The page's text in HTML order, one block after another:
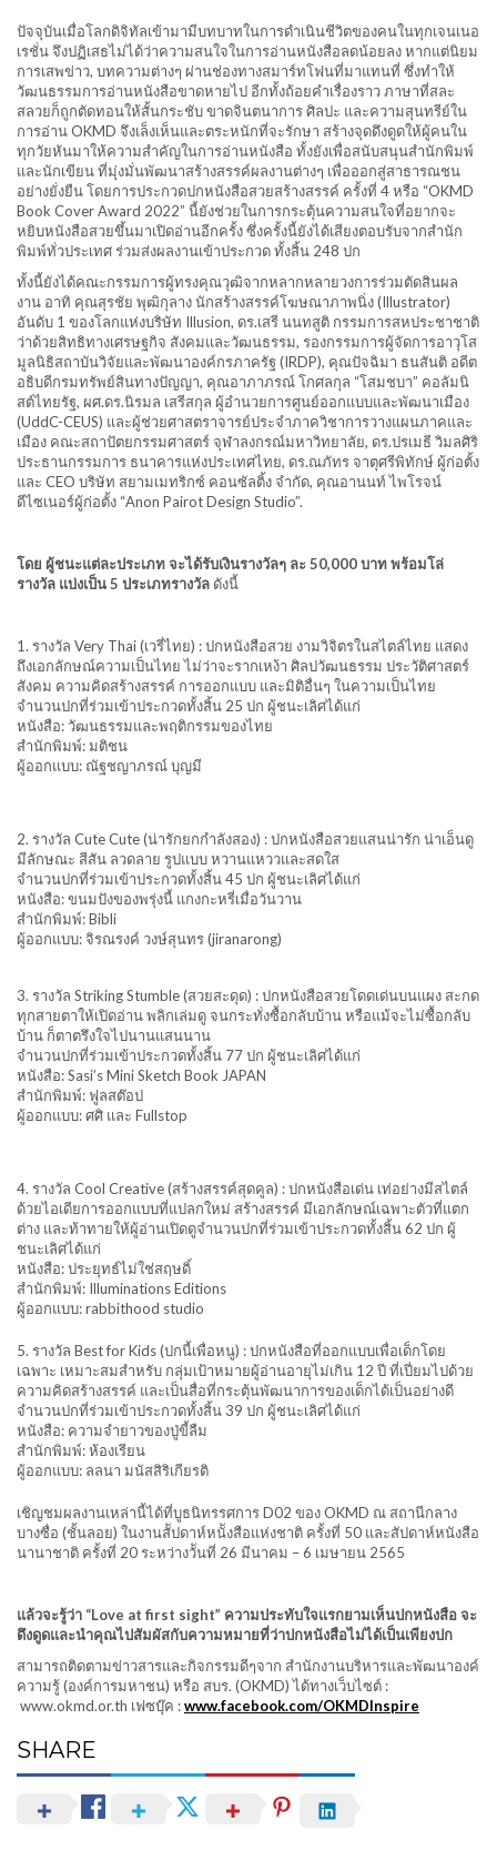
ปัจจุบันเมื่อโลกดิจิทัลเข้ามามีบทบาทในการดำเนินชีวิตของคนในทุกเจนเนอ
เรชั่น จึงปฏิเสธไม่ได้ว่าความสนใจในการอ่านหนังสือลดน้อยลง หากแต่นิยม
การเสพข่าว, บทความต่างๆ ผ่านช่องทางสมาร์ทโฟนที่มาแทนที่ ซึ่งทำให้
วัฒนธรรมการอ่านหนังสือขาดหายไป อีกทั้งถ้อยคำเรื่องราว ภาษาที่สละ
สลวยก็ถูกตัดทอนให้สั้นกระชับ ขาดจินตนาการ ศิลปะ และความสุนทรีย์ใน
การอ่าน OKMD จึงเล็งเห็นและตระหนักที่จะรักษา สร้างจุดดึงดูดให้ผู้คนใน
ทุกวัยหันมาให้ความสำคัญในการอ่านหนังสือ ทั้งยังเพื่อสนับสนุนสำนักพิมพ์
และนักเขียน ที่มุ่งมั่นพัฒนาสร้างสรรค์ผลงานต่างๆ เพื่อออกสู่สาธารณชน
อย่างยั่งยืน โดยการประกวดปกหนังสือสวยสร้างสรรค์ ครั้งที่ 4 หรือ “OKMD
Book Cover Award 2022” นี้ยังช่วยในการกระตุ้นความสนใจที่อยากจะ
หยิบหนังสือสวยขึ้นมาเปิดอ่านอีกครั้ง ซึ่งครั้งนี้ยังได้เสียงตอบรับจากสำนัก
พิมพ์ทั่วประเทศ ร่วมส่งผลงานเข้าประกวด ทั้งสิ้น 248 ปก
ทั้งนี้ยังได้คณะกรรมการผู้ทรงคุณวุฒิจากหลากหลายวงการร่วมตัดสินผล
งาน อาทิ คุณสุรชัย พุฒิกุลาง นักสร้างสรรค์โฆษณาภาพนิ่ง (Illustrator)
อันดับ 1 ของโลกแห่งบริษัท Illusion, ดร.เสรี นนทสูติ กรรมการสหประชาชาติ
ว่าด้วยสิทธิทางเศรษฐกิจ สังคมและวัฒนธรรม, รองกรรมการผู้จัดการอาวุโส
มูลนิธิสถาบันวิจัยและพัฒนาองค์กรภาครัฐ (IRDP), คุณปัจฉิมา ธนสันติ อดีต
อธิบดีกรมทรัพย์สินทางปัญญา, คุณอาภาภรณ์ โกศลกุล “โสมชบา” คอลัมนิ
สต์ไทยรัฐ, ผศ.ดร.นิรมล เสรีสกุล ผู้อำนวยการศูนย์ออกแบบและพัฒนาเมือง
(UddC-CEUS) และผู้ช่วยศาสตราจารย์ประจำภาควิชาการวางแผนภาคและ
เมือง คณะสถาปัตยกรรมศาสตร์ จุฬาลงกรณ์มหาวิทยาลัย, ดร.ปรเมธี วิมลศิริ
ประธานกรรมการ ธนาคารแห่งประเทศไทย, ดร.ณภัทร จาตุศรีพิทักษ์ ผู้ก่อตั้ง
และ CEO บริษัท สยามเมทริกซ์ คอนซัลติ้ง จำกัด, คุณอานนท์ ไพโรจน์
ดีไซเนอร์ผู้ก่อตั้ง “Anon Pairot Design Studio”.
โดย ผู้ชนะแต่ละประเภท จะได้รับเงินรางวัลๆ ละ 50,000 บาท พร้อมโล่
รางวัล แบ่งเป็น 5 ประเภทรางวัล ดังนี้
1. รางวัล Very Thai (เวรี่ไทย) : ปกหนังสือสวย งามวิจิตรในสไตล์ไทย แสดง
ถึงเอกลักษณ์ความเป็นไทย ไม่ว่าจะรากเหง้า ศิลปวัฒนธรรม ประวัติศาสตร์
สังคม ความคิดสร้างสรรค์ การออกแบบ และมิติอื่นๆ ในความเป็นไทย
จำนวนปกที่ร่วมเข้าประกวดทั้งสิ้น 25 ปก ผู้ชนะเลิศได้แก่
หนังสือ: วัฒนธรรมและพฤติกรรมของไทย
สำนักพิมพ์: มติชน
ผู้ออกแบบ: ณัฐชญาภรณ์ บุญมี
2. รางวัล Cute Cute (น่ารักยกกำลังสอง) : ปกหนังสือสวยแสนน่ารัก น่าเอ็นดู
มีลักษณะ สีสัน ลวดลาย รูปแบบ หวานแหววและสดใส
จำนวนปกที่ร่วมเข้าประกวดทั้งสิ้น 45 ปก ผู้ชนะเลิศได้แก่
หนังสือ: ขนมปังของพรุ่งนี้ แกงกะหรี่เมื่อวันวาน
สำนักพิมพ์: Bibli
ผู้ออกแบบ: จิรณรงค์ วงษ์สุนทร (jiranarong)
3. รางวัล Striking Stumble (สวยสะดุด) : ปกหนังสือสวยโดดเด่นบนแผง สะกด
ทุกสายตาให้เปิดอ่าน พลิกเล่มดู จนกระทั่งซื้อกลับบ้าน หรือแม้จะไม่ซื้อกลับ
บ้าน ก็ตาตรึงใจไปนานแสนนาน
จำนวนปกที่ร่วมเข้าประกวดทั้งสิ้น 77 ปก ผู้ชนะเลิศได้แก่
หนังสือ: Sasi’s Mini Sketch Book JAPAN
สำนักพิมพ์: ฟูลสต๊อป
ผู้ออกแบบ: ศศิ และ Fullstop
4. รางวัล Cool Creative (สร้างสรรค์สุดคูล) : ปกหนังสือเด่น เท่อย่างมีสไตล์
ด้วยไอเดียการออกแบบที่แปลกใหม่ สร้างสรรค์ มีเอกลักษณ์เฉพาะตัวที่แตก
ต่าง และท้าทายให้ผู้อ่านเปิดดูจำนวนปกที่ร่วมเข้าประกวดทั้งสิ้น 62 ปก ผู้
ชนะเลิศได้แก่
หนังสือ: ประยุทธ์ไม่ใช่สฤษดิ์
สำนักพิมพ์: Illuminations Editions
ผู้ออกแบบ: rabbithood studio
5. รางวัล Best for Kids (ปกนี้เพื่อหนู) : ปกหนังสือที่ออกแบบเพื่อเด็กโดย
เฉพาะ เหมาะสมสำหรับ กลุ่มเป้าหมายผู้อ่านอายุไม่เกิน 12 ปี ที่เปี่ยมไปด้วย
ความคิดสร้างสรรค์ และเป็นสื่อที่กระตุ้นพัฒนาการของเด็กได้เป็นอย่างดี
จำนวนปกที่ร่วมเข้าประกวดทั้งสิ้น 39 ปก ผู้ชนะเลิศได้แก่
หนังสือ: ความจำยาวของปู่ขี้ลืม
สำนักพิมพ์: ห้องเรียน
ผู้ออกแบบ: ลลนา มนัสสิริเกียรติ
เชิญชมผลงานเหล่านี้ได้ที่บูธนิทรรศการ D02 ของ OKMD ณ สถานีกลาง
บางซื่อ (ชั้นลอย) ในงานสััปดาห์หนัังสือแห่งชาติ ครั้งที่ 50 และสัปดาห์หนังสือ
นานาชาติ ครั้งที่ 20 ระหว่างวัันที่ 26 มีนาคม – 6 เมษายน 2565
แล้วจะรู้ว่า “Love at first sight” ความประทับใจแรกยามเห็นปกหนังสือ จะ
ดึงดูดและนำคุณไปสัมผัสกับความหมายที่ว่าปกหนังสือไม่ได้เป็นเพียงปก
สามารถติดตามข่าวสารและกิจกรรมดีๆจาก สำนักงานบริหารและพัฒนาองค์
ความรู้ (องค์การมหาชน) หรือ สบร. (OKMD) ได้ทางเว็บไซต์ :
www.okmd.or.th เฟซบุ๊ค :www.facebook.com/OKMDInspire
SHARE